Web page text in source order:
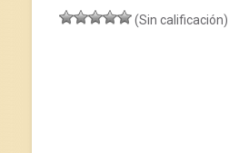
(Sin calificación)